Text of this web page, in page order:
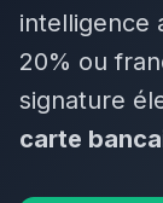
intelligence
20% ou
signature
carte